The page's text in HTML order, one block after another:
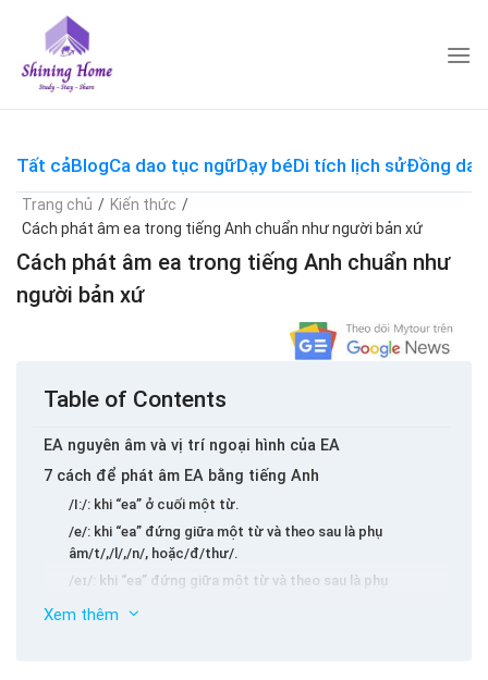
content
Tất cảBlogCa dao tục ngữDạy béDi tích lịch sửĐồng dao
Trang chủ / Kiến thức /
Cách phát âm ea trong tiếng Anh chuẩn như người bản xứ
Cách phát âm ea trong tiếng Anh chuẩn như
người bản xứ
Table of Contents
EA nguyên âm và vị trí ngoại hình của EA
7 cách để phát âm EA bằng tiếng Anh
/I:/: khi “ea” ở cuối một từ.
/e/: khi “ea” đứng giữa một từ và theo sau là phụ
âm/t/,/l/,/n/, hoặc/đ/thư/.
/eɪ/: khi “ea” đứng giữa một từ và theo sau là phụ
Xem thêm